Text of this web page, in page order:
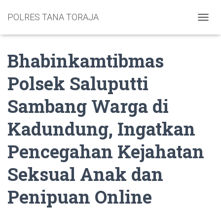
POLRES TANA TORAJA
Bhabinkamtibmas
Polsek Saluputti
Sambang Warga di
Kadundung, Ingatkan
Pencegahan Kejahatan
Seksual Anak dan
Penipuan Online